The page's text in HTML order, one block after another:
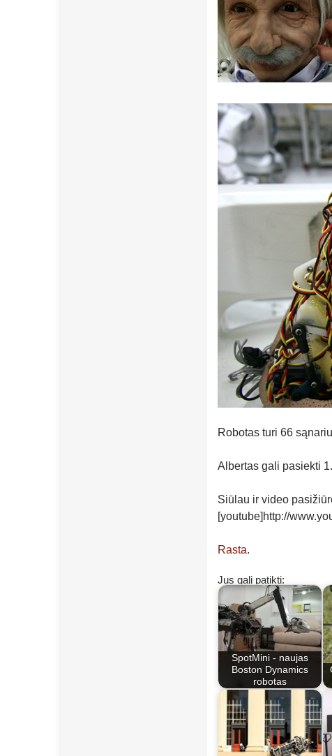
Robotas turi 66
Albertas gali pasiekti
Siūlau ir video
[youtube]http://
Rasta.
Jus gali patikti:
SpotMini - naujas
Boston Dynamics
robotas